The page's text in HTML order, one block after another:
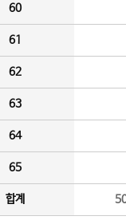
60
61
62
63
64
65
합계